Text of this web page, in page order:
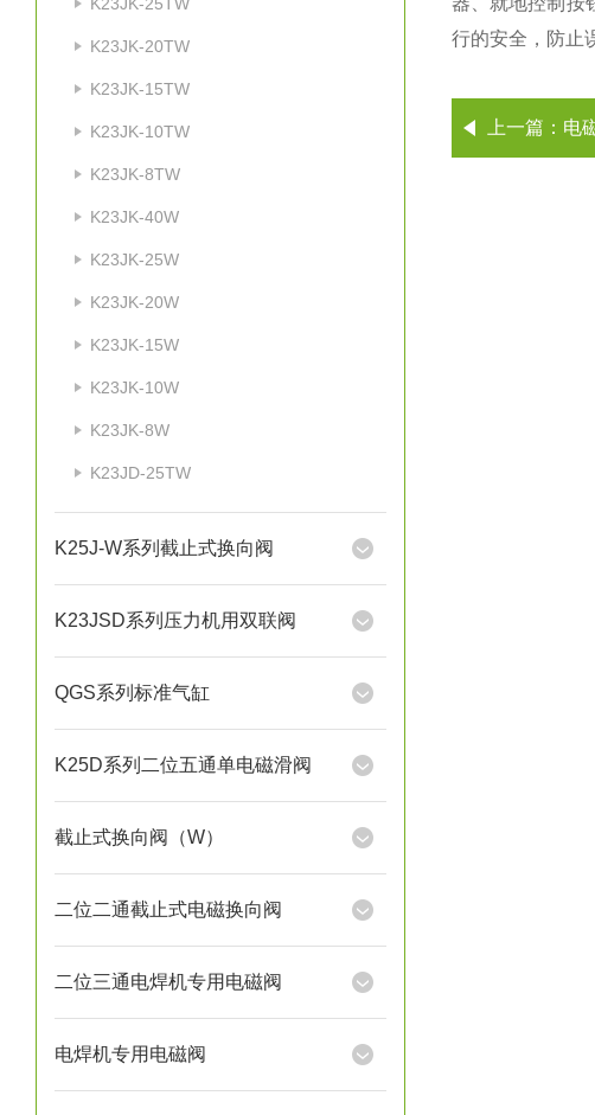
K23JK-20TW
K23JK-15TW
K23JK-10TW
K23JK-8TW
K23JK-40W
K23JK-25W
K23JK-20W
K23JK-15W
K23JK-10W
K23JK-8W
K23JD-25TW
K25J-W系列截止式换向阀
K23JSD系列压力机用双联阀
QGS系列标准气缸
K25D系列二位五通单电磁滑阀
截止式换向阀（W）
二位二通截止式电磁换向阀
二位三通电焊机专用电磁阀
电焊机专用电磁阀
行的安全，防止
上一篇： 电